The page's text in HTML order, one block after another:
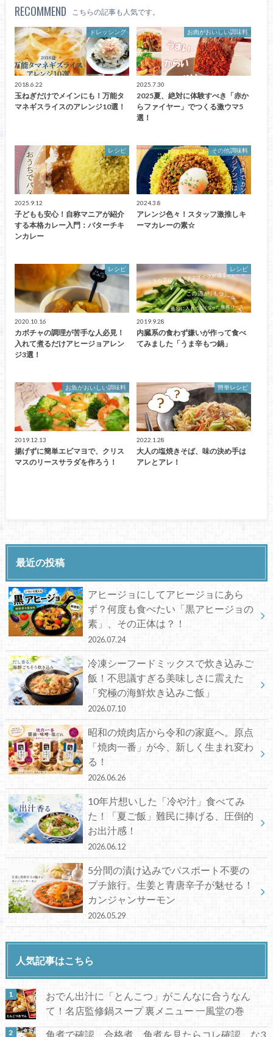
RECOMMEND こちらの記事も人気です。
ドレッシング
2018.6.22
玉ねぎだけでメインにも！万能タ
マネギスライスのアレンジ10選！
お肉がおいしい調味料
2025.7.30
2025夏、絶対に体験すべき「赤か
らファイヤー」でつくる激ウマ5
選！
レシピ
2025.9.12
子どもも安心！自称マニアが紹介
する本格カレー入門：バターチキ
ンカレー
その他調味料
2024.3.8
アレンジ色々！スタッフ激推しキ
ーマカレーの素☆
レシピ
2020.10.16
カボチャの調理が苦手な人必見！
入れて煮るだけアヒージョアレン
ジ3選！
レシピ
2019.9.28
内臓系の食わず嫌いが作って食べ
てみました「うま辛もつ鍋」
お魚がおいしい調味料
2019.12.13
揚げずに簡単エビマヨで、クリス
マスのリースサラダを作ろう！
簡単レシピ
2022.1.28
大人の塩焼きそば、味の決め手は
アレとアレ！
最近の投稿
アヒージョにしてアヒージョにあら
ず？何度も食べたい「黒アヒージョの
素」、その正体は？！
2026.07.24
冷凍シーフードミックスで炊き込みご
飯！不思議すぎる美味しさに震えた
「究極の海鮮炊き込みご飯」
2026.07.10
昭和の焼肉店から令和の家庭へ。原点
「焼肉一番」が今、新しく生まれ変わ
る！
2026.06.26
10年片想いした「冷や汁」食べてみ
た！「夏ご飯」難民に捧げる、圧倒的
お出汁感！
2026.06.12
5分間の漬け込みでパスポート不要の
プチ旅行。生姜と青唐辛子が魅せる！
カンジャンサーモン
2026.05.29
人気記事はこちら
おでん出汁に「とんこつ」がこんなに合うなん
て！名店監修鍋スープ 裏メニュー 一風堂の巻
角煮で確認、合格煮。角煮を見たらコレ確認、な3